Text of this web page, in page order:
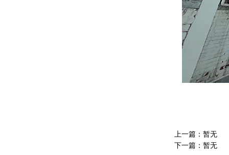
上一篇：暂无
下一篇：暂无